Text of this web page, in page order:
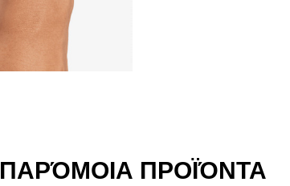
ΠΑΡΌΜΟΙΑ ΠΡΟΪΌΝΤΑ